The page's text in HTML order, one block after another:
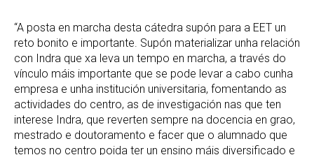
“A posta en marcha desta cátedra supón para a EET un
reto bonito e importante. Supón materializar unha relación
con Indra que xa leva un tempo en marcha, a través do
vínculo máis importante que se pode levar a cabo cunha
empresa e unha institución universitaria, fomentando as
actividades do centro, as de investigación nas que ten
interese Indra, que reverten sempre na docencia en grao,
mestrado e doutoramento e facer que o alumnado que
temos no centro poida ter un ensino máis diversificado e